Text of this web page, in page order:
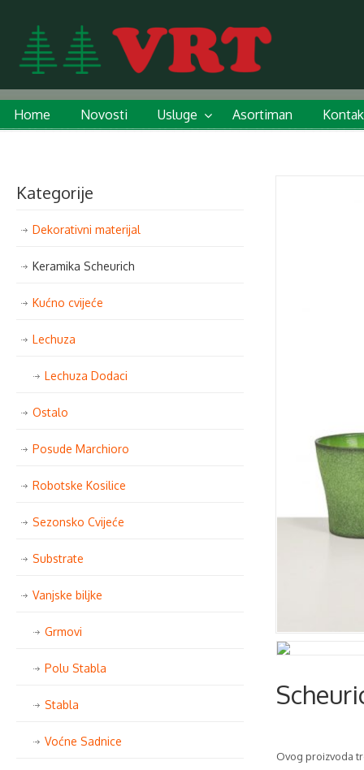
Home Novosti Usluge Asortiman
Ovog proizvoda
Kategorije
Dekorativni materijal
Keramika Scheurich
Kućno cvijeće
Lechuza
Lechuza Dodaci
Ostalo
Posude Marchioro
Robotske Kosilice
Sezonsko Cvijeće
Substrate
Vanjske biljke
Grmovi
Polu Stabla
Stabla
Voćne Sadnice